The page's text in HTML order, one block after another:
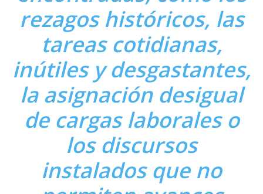
rezagos históricos, las
tareas cotidianas,
inútiles y desgastantes,
la asignación desigual
de cargas laborales o
los discursos
instalados que no